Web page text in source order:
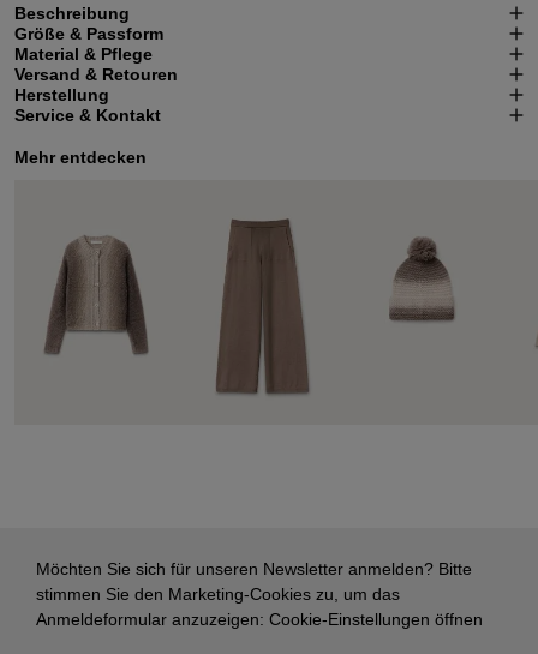
Beschreibung
Größe & Passform
Material & Pflege
Versand & Retouren
Herstellung
Service & Kontakt
Mehr entdecken
Möchten Sie sich für unseren Newsletter anmelden? Bitte
stimmen Sie den Marketing-Cookies zu, um das
Anmeldeformular anzuzeigen: Cookie-Einstellungen öffnen